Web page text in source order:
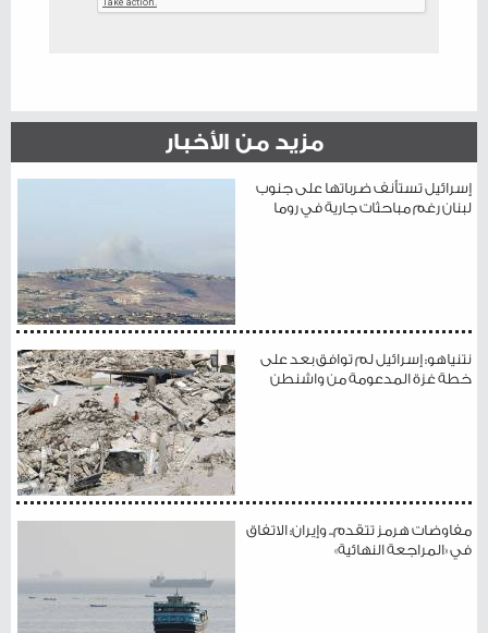
مزيد من الأخبار
إسرائيل تستأنف ضرباتها على جنوب
لبنان رغم مباحثات جارية في روما
نتنياهو: إسرائيل لم توافق بعد على
خطة غزة المدعومة من واشنطن
مفاوضات هرمز تتقدم.. وإيران: الاتفاق
في «المراجعة النهائية»